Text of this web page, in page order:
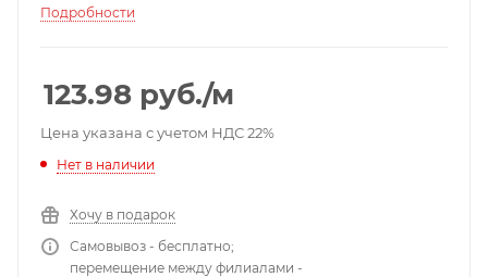
горения; 0,05154 кг.
Подробности
123.98 руб./м
Цена указана с учетом НДС 22%
Нет в наличии
Хочу в подарок
Самовывоз - бесплатно;
перемещение между филиалами -